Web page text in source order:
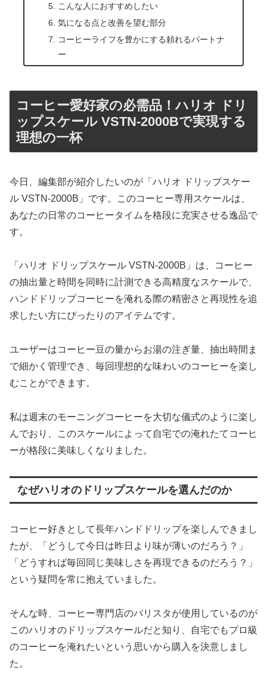
こんな人におすすめしたい
気になる点と改善を望む部分
コーヒーライフを豊かにする頼れるパートナ
ー
コーヒー愛好家の必需品！ハリオ ドリ
ップスケール VSTN-2000Bで実現する
理想の一杯
今日、編集部が紹介したいのが「ハリオ ドリップスケー
ル VSTN-2000B」です。このコーヒー専用スケールは、
あなたの日常のコーヒータイムを格段に充実させる逸品で
す。
「ハリオ ドリップスケール VSTN-2000B」は、コーヒー
の抽出量と時間を同時に計測できる高精度なスケールで、
ハンドドリップコーヒーを淹れる際の精密さと再現性を追
求したい方にぴったりのアイテムです。
ユーザーはコーヒー豆の量からお湯の注ぎ量、抽出時間ま
で細かく管理でき、毎回理想的な味わいのコーヒーを楽し
むことができます。
私は週末のモーニングコーヒーを大切な儀式のように楽し
んでおり、このスケールによって自宅での淹れたてコーヒ
ーが格段に美味しくなりました。
なぜハリオのドリップスケールを選んだのか
コーヒー好きとして長年ハンドドリップを楽しんできまし
たが、「どうして今日は昨日より味が薄いのだろう？」
「どうすれば毎回同じ美味しさを再現できるのだろう？」
という疑問を常に抱えていました。
そんな時、コーヒー専門店のバリスタが使用しているのが
このハリオのドリップスケールだと知り、自宅でもプロ級
のコーヒーを淹れたいという思いから購入を決意しまし
た。